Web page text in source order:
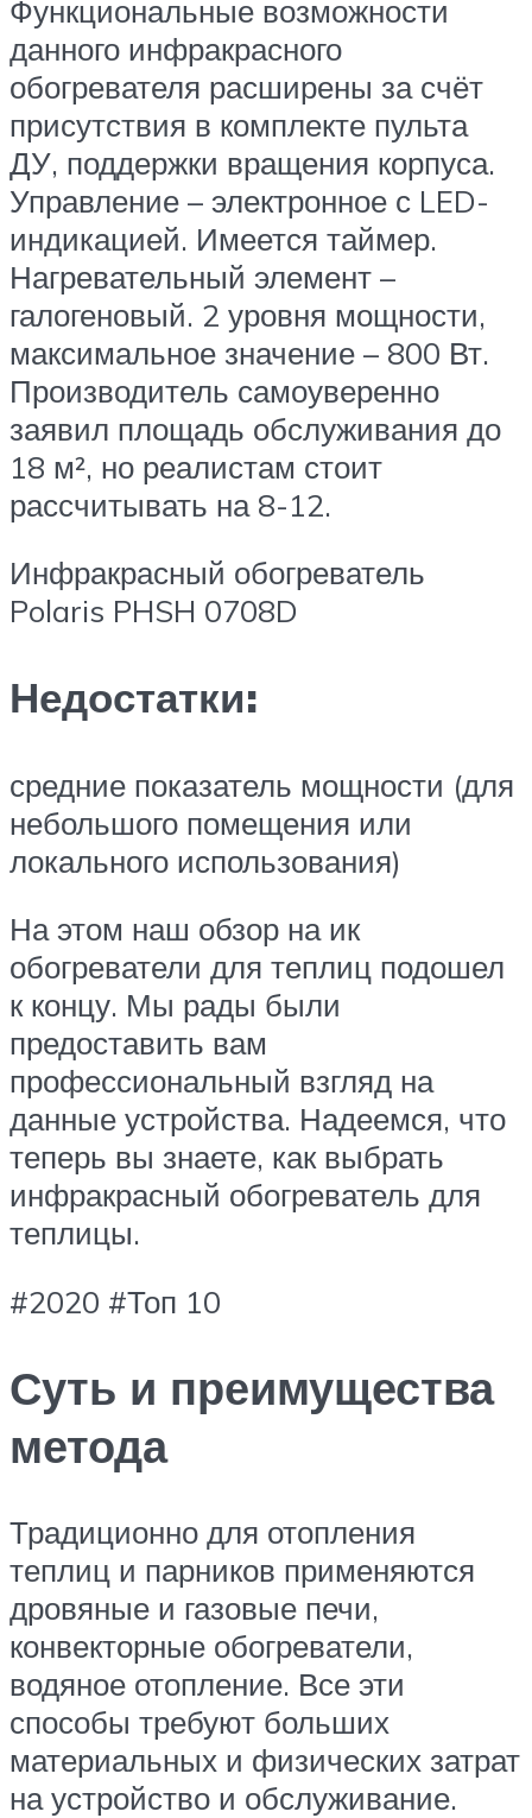
Функциональные возможности
данного инфракрасного
обогревателя расширены за счёт
присутствия в комплекте пульта
ДУ, поддержки вращения корпуса.
Управление – электронное с LED-
индикацией. Имеется таймер.
Нагревательный элемент –
галогеновый. 2 уровня мощности,
максимальное значение – 800 Вт.
Производитель самоуверенно
заявил площадь обслуживания до
18 м², но реалистам стоит
рассчитывать на 8-12.
Инфракрасный обогреватель
Polaris PHSH 0708D
Недостатки:
средние показатель мощности (для
небольшого помещения или
локального использования)
На этом наш обзор на ик
обогреватели для теплиц подошел
к концу. Мы рады были
предоставить вам
профессиональный взгляд на
данные устройства. Надеемся, что
теперь вы знаете, как выбрать
инфракрасный обогреватель для
теплицы.
#2020 #Топ 10
Суть и преимущества
метода
Традиционно для отопления
теплиц и парников применяются
дровяные и газовые печи,
конвекторные обогреватели,
водяное отопление. Все эти
способы требуют больших
материальных и физических затрат
на устройство и обслуживание.